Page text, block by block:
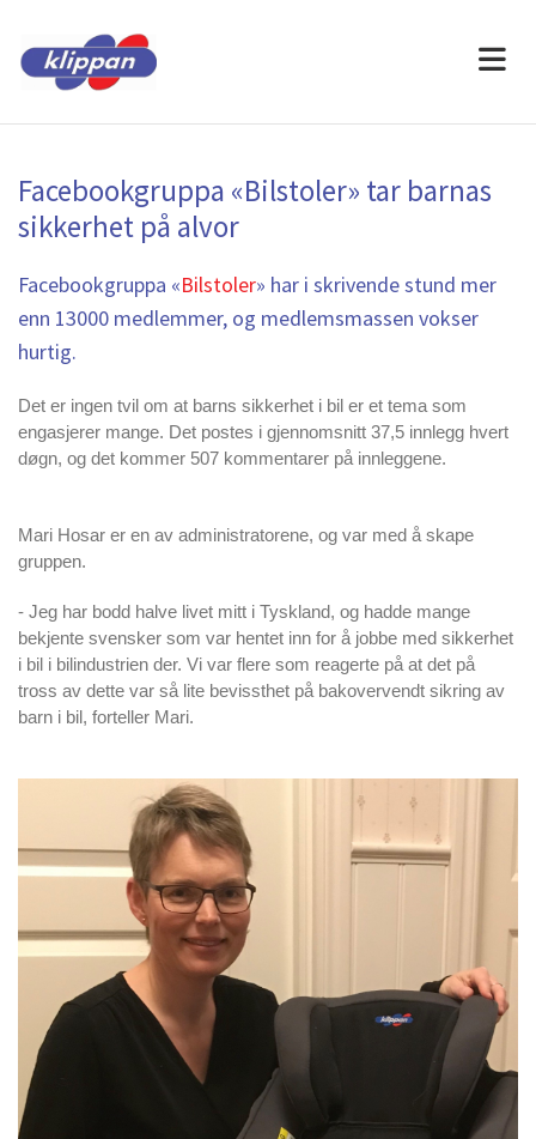
Facebookgruppa «Bilstoler» tar barnas
sikkerhet på alvor
Facebookgruppa «Bilstoler» har i skrivende stund mer
enn 13000 medlemmer, og medlemsmassen vokser
hurtig.
Det er ingen tvil om at barns sikkerhet i bil er et tema som
engasjerer mange. Det postes i gjennomsnitt 37,5 innlegg hvert
døgn, og det kommer 507 kommentarer på innleggene.
Mari Hosar er en av administratorene, og var med å skape
gruppen.
- Jeg har bodd halve livet mitt i Tyskland, og hadde mange
bekjente svensker som var hentet inn for å jobbe med sikkerhet
i bil i bilindustrien der. Vi var flere som reagerte på at det på
tross av dette var så lite bevissthet på bakovervendt sikring av
barn i bil, forteller Mari.